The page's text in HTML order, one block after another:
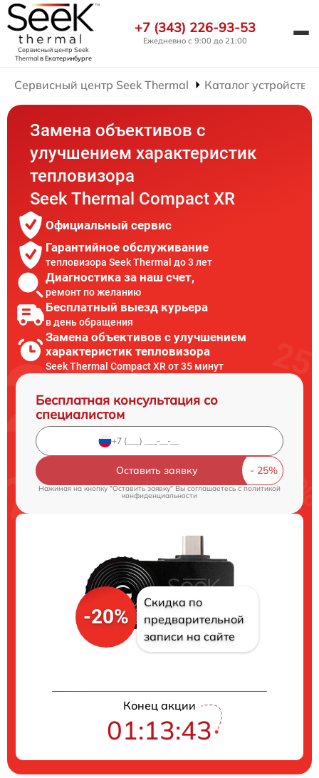
Сервисный центр Seek
Thermalв Екатеринбурге
+7 (343) 226-93-53
Ежедневно с 9:00 до 21:00
Сервисный центр Seek Thermal Каталог устройств
Замена объективов с
улучшением характеристик
тепловизора
Seek Thermal Compact XR
Официальный сервис
Гарантийное обслуживание
тепловизора Seek Thermal до 3 лет
Диагностика за наш счет,
ремонт по желанию
Бесплатный выезд курьера
в день обращения
Замена объективов с улучшением
характеристик тепловизора
Seek Thermal Compact XR от 35 минут
Бесплатная консультация со
специалистом
Оставить заявку
Нажимая на кнопку "Оставить заявку" Вы соглашаетесь cполитикой
конфиденциальности
-20%
Скидка по
предварительной
записи на сайте
Конец акции
01:13:43